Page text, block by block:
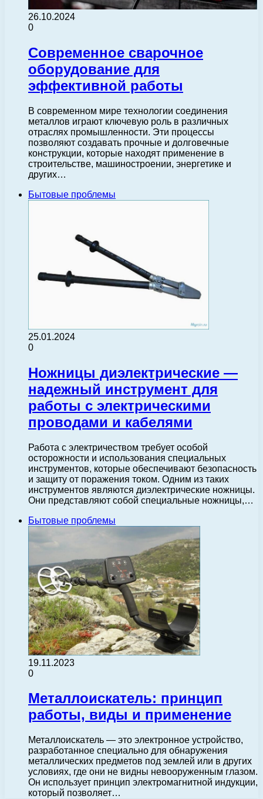
26.10.2024
0
Современное сварочное
оборудование для
эффективной работы
В современном мире технологии соединения
металлов играют ключевую роль в различных
отраслях промышленности. Эти процессы
позволяют создавать прочные и долговечные
конструкции, которые находят применение в
строительстве, машиностроении, энергетике и
других…
Бытовые проблемы
25.01.2024
0
Ножницы диэлектрические —
надежный инструмент для
работы с электрическими
проводами и кабелями
Работа с электричеством требует особой
осторожности и использования специальных
инструментов, которые обеспечивают безопасность
и защиту от поражения током. Одним из таких
инструментов являются диэлектрические ножницы.
Они представляют собой специальные ножницы,…
Бытовые проблемы
19.11.2023
0
Металлоискатель: принцип
работы, виды и применение
Металлоискатель — это электронное устройство,
разработанное специально для обнаружения
металлических предметов под землей или в других
условиях, где они не видны невооруженным глазом.
Он использует принцип электромагнитной индукции,
который позволяет…